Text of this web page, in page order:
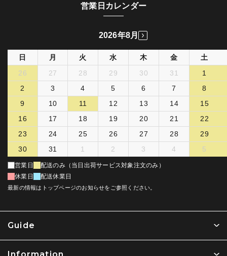
Guide
Information
営業日カレンダー
2026年8月
日 月 火 水 木 金
土
26
27 28 29 30 31
1
2
3 4 5 6 7
8
9
10 11 12 13 14
15
16
17 18 19 20 21
22
23
24 25 26 27 28
29
30
31 1 2 3 4 5
営業日
配送のみ（当日出荷サービス対象注文のみ）
休業日
配送休業日
最新の情報はトップページのお知らせをご参照ください。